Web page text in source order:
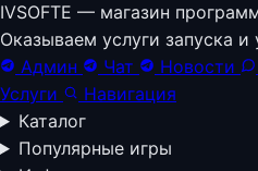
IVSOFTE — магазин
Оказываем услуги запуска и
Админ
Чат Новости
Услуги
Навигация
Каталог
Популярные игры